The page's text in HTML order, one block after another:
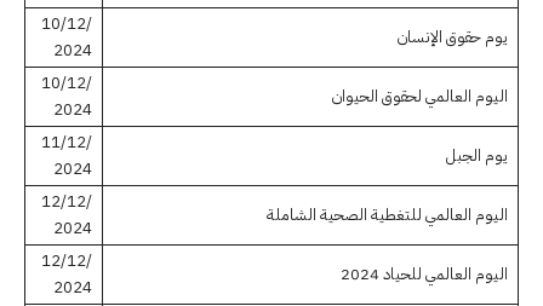
يوم حقوق الإنسان
10/12/
2024
اليوم العالمي لحقوق الحيوان
10/12/
2024
يوم الجبل
11/12/
2024
اليوم العالمي للتغطية الصحية الشاملة
12/12/
2024
اليوم العالمي للحياد 2024
12/12/
2024